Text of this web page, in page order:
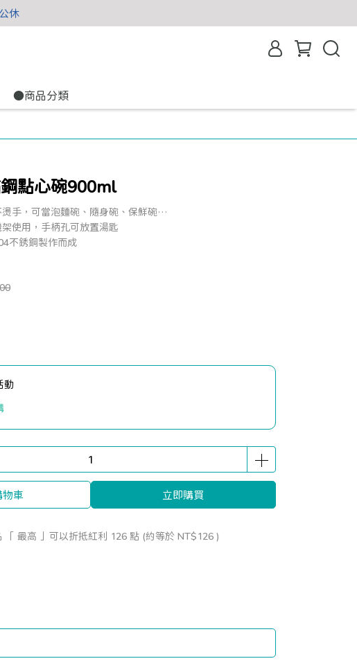
休
●商品分類
點心碗900ml
手，可當泡麵碗、隨身碗、保鮮碗…
使用，手柄孔可放置湯匙
不銹鋼製作而成
動
物車 立即購買
「 最高 」可以折抵紅利 126 點 (約等於 NT$126 )